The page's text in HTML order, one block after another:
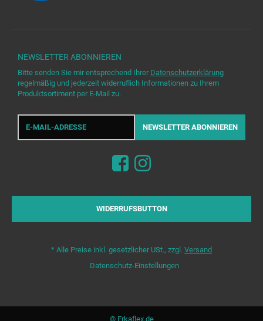
NEWSLETTER ABONNIEREN
Bitte senden Sie mir entsprechend Ihrer Datenschutzerklärung
regelmäßig und jederzeit widerruflich Informationen zu Ihrem
Produktsortiment per E-Mail zu.
E-
Mail-
NEWSLETTER ABONNIEREN
WIDERRUFSBUTTON
* Alle Preise inkl. gesetzlicher USt., zzgl. Versand
Datenschutz-Einstellungen
© Erkaflex.de